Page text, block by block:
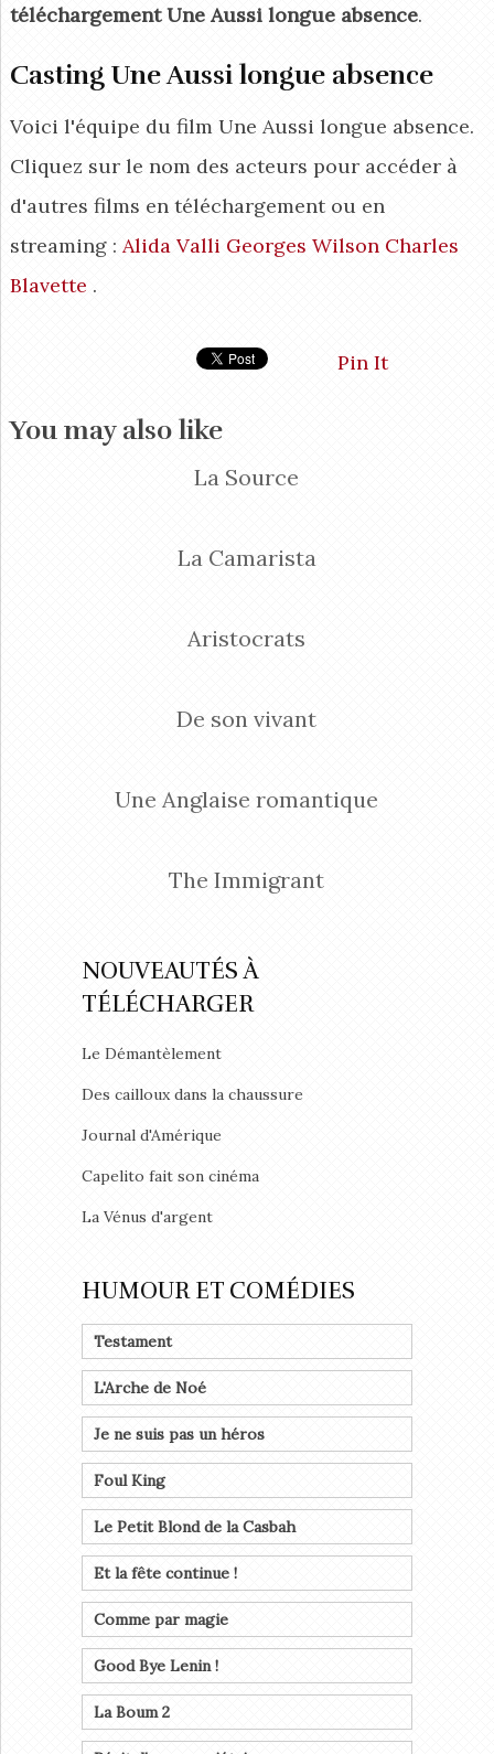
téléchargement Une Aussi longue absence.
Casting Une Aussi longue absence
Voici l'équipe du film Une Aussi longue absence.
Cliquez sur le nom des acteurs pour accéder à
d'autres films en téléchargement ou en
streaming : Alida Valli Georges Wilson Charles
Blavette .
Pin It
You may also like
La Source
La Camarista
Aristocrats
De son vivant
Une Anglaise romantique
The Immigrant
NOUVEAUTÉS À
TÉLÉCHARGER
Le Démantèlement
Des cailloux dans la chaussure
Journal d'Amérique
Capelito fait son cinéma
La Vénus d'argent
HUMOUR ET COMÉDIES
Testament
L'Arche de Noé
Je ne suis pas un héros
Foul King
Le Petit Blond de la Casbah
Et la fête continue !
Comme par magie
Good Bye Lenin !
La Boum 2